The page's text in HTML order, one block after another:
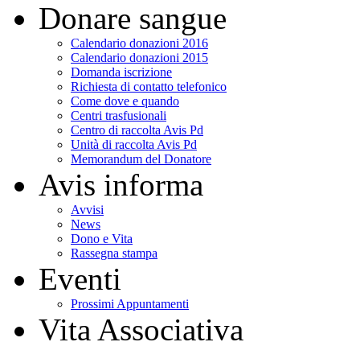
Donare sangue
Calendario donazioni 2016
Calendario donazioni 2015
Domanda iscrizione
Richiesta di contatto telefonico
Come dove e quando
Centri trasfusionali
Centro di raccolta Avis Pd
Unità di raccolta Avis Pd
Memorandum del Donatore
Avis informa
Avvisi
News
Dono e Vita
Rassegna stampa
Eventi
Prossimi Appuntamenti
Vita Associativa